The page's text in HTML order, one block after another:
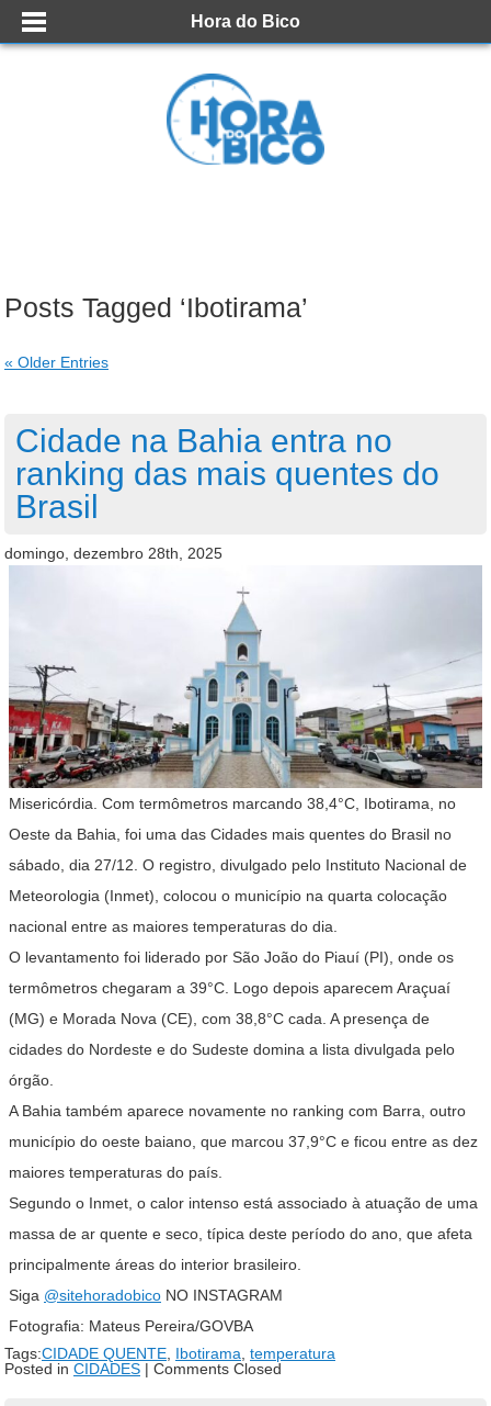
Hora do Bico
Posts Tagged ‘Ibotirama’
« Older Entries
Cidade na Bahia entra no
ranking das mais quentes do
Brasil
domingo, dezembro 28th, 2025
Misericórdia. Com termômetros marcando 38,4°C, Ibotirama, no
Oeste da Bahia, foi uma das Cidades mais quentes do Brasil no
sábado, dia 27/12. O registro, divulgado pelo Instituto Nacional de
Meteorologia (Inmet), colocou o município na quarta colocação
nacional entre as maiores temperaturas do dia.
O levantamento foi liderado por São João do Piauí (PI), onde os
termômetros chegaram a 39°C. Logo depois aparecem Araçuaí
(MG) e Morada Nova (CE), com 38,8°C cada. A presença de
cidades do Nordeste e do Sudeste domina a lista divulgada pelo
órgão.
A Bahia também aparece novamente no ranking com Barra, outro
município do oeste baiano, que marcou 37,9°C e ficou entre as dez
maiores temperaturas do país.
Segundo o Inmet, o calor intenso está associado à atuação de uma
massa de ar quente e seco, típica deste período do ano, que afeta
principalmente áreas do interior brasileiro.
Siga @sitehoradobico NO INSTAGRAM
Fotografia: Mateus Pereira/GOVBA
Tags:CIDADE QUENTE, Ibotirama, temperatura
Posted in CIDADES | Comments Closed